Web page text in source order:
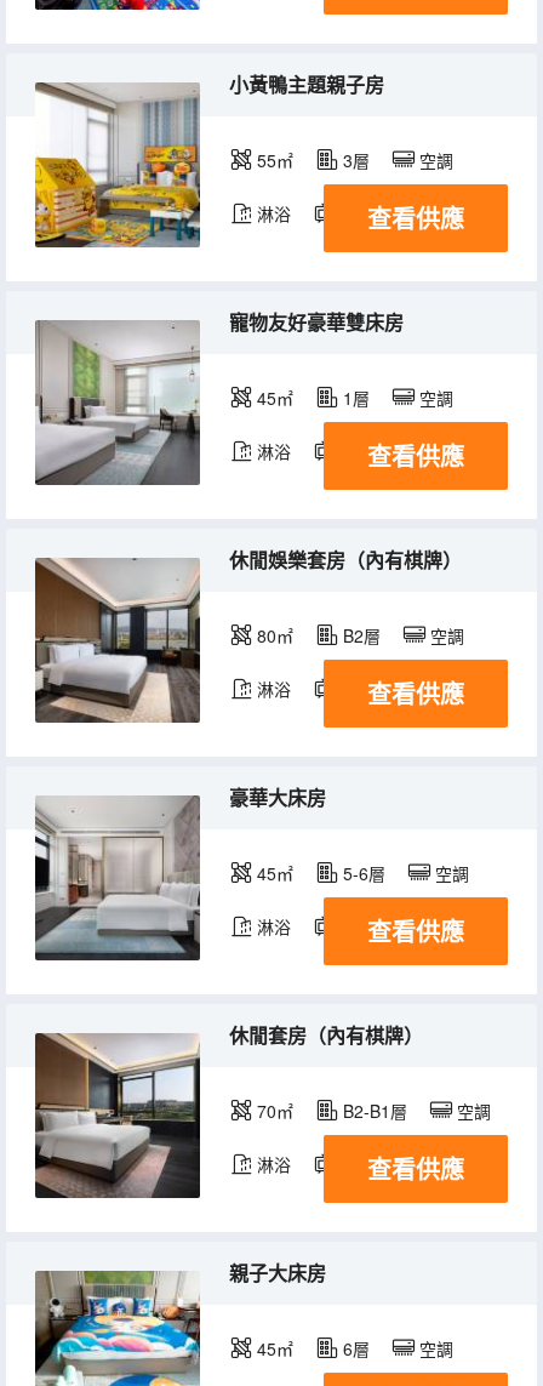
小黃鴨主題親子房
55㎡ 3層 空調
淋浴 電視機
查看供應
寵物友好豪華雙床房
45㎡ 1層 空調
淋浴 電視機
查看供應
休閒娛樂套房（內有棋牌）
80㎡ B2層 空調
淋浴 電視機
查看供應
豪華大床房
45㎡ 5-6層 空調
淋浴 電視機
查看供應
休閒套房（內有棋牌）
70㎡ B2-B1層 空調
淋浴 電視機
查看供應
親子大床房
45㎡ 6層 空調